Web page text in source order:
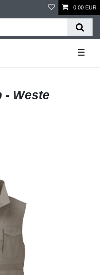
0,00 EUR
☰
- Weste